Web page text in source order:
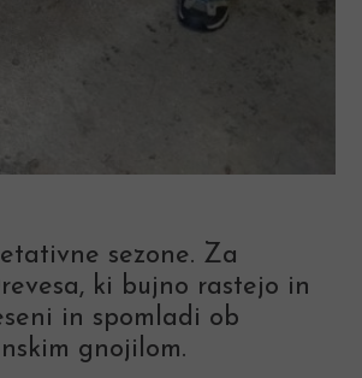
sezone. Za
ki bujno rastejo in
in spomladi ob
gnojilom.